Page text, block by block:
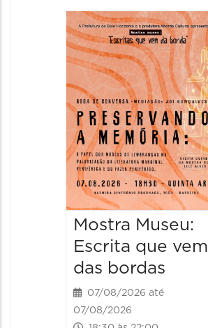
Mostra Museu:
Escrita que vem
das bordas
07/08/2026 até
07/08/2026